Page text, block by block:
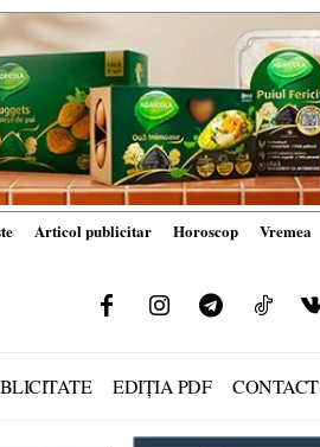
Articol publicitar Horoscop Vremea
EDIȚIA PDF CONTACT